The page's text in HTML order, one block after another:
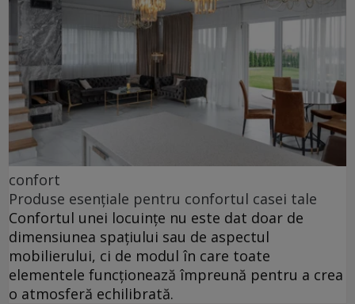
confort
Produse esențiale pentru confortul casei tale
Confortul unei locuințe nu este dat doar de
dimensiunea spațiului sau de aspectul
mobilierului, ci de modul în care toate
elementele funcționează împreună pentru a crea
o atmosferă echilibrată.